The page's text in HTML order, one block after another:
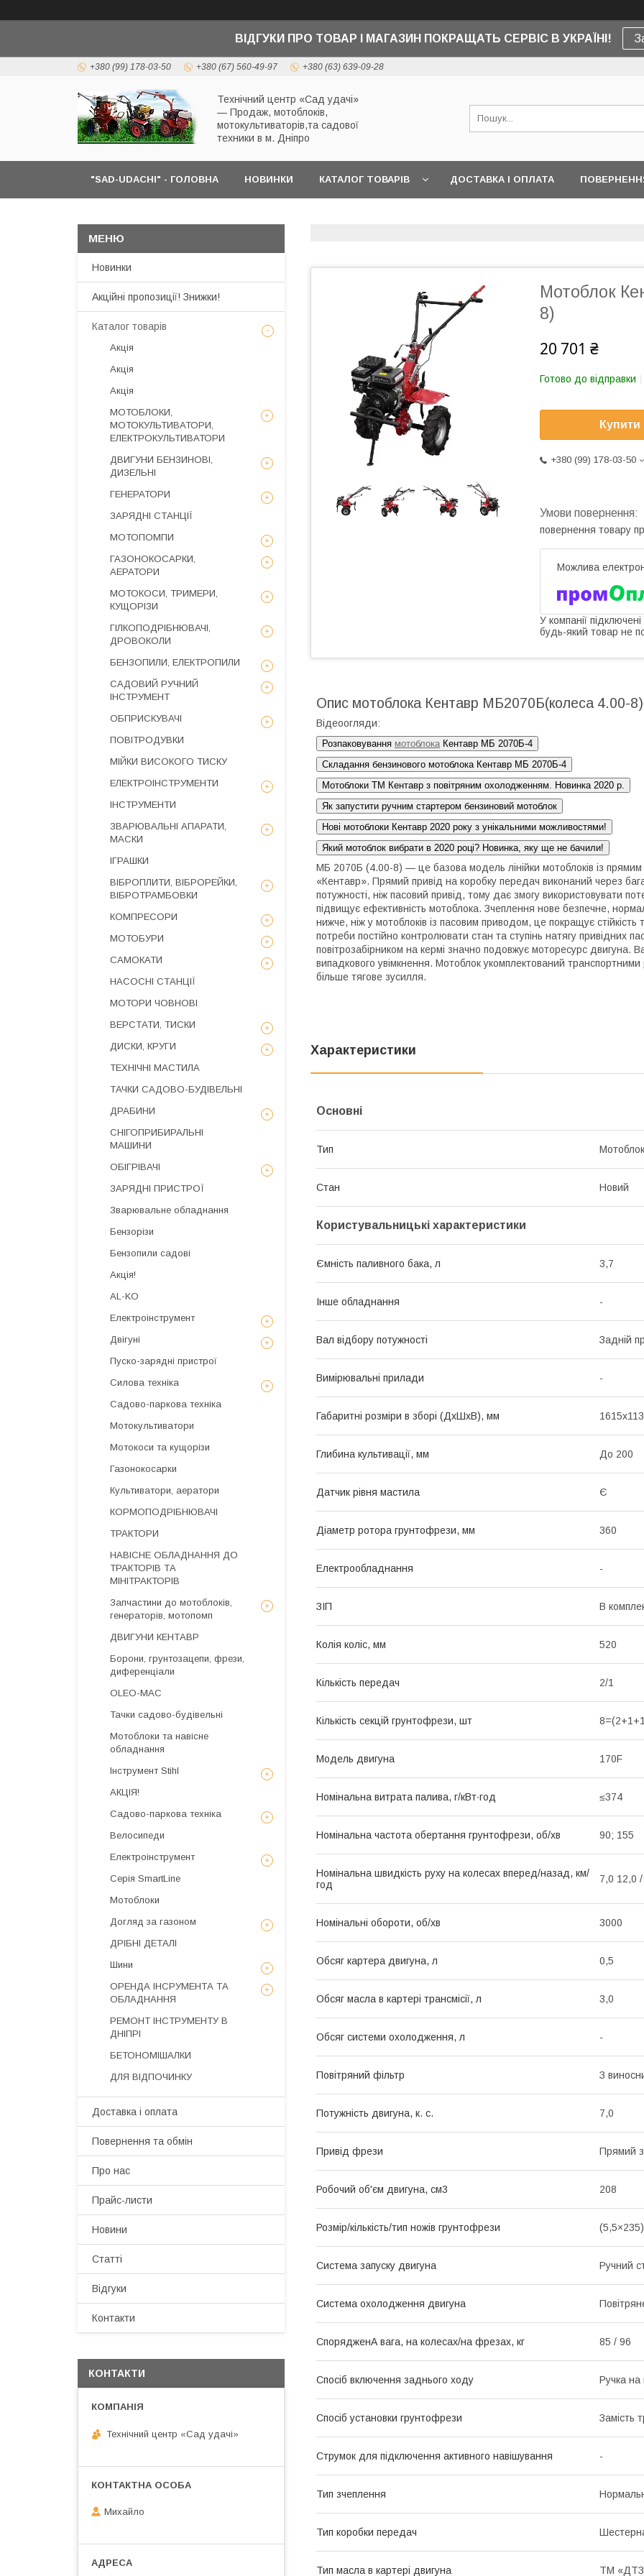
ВІДГУКИ ПРО ТОВАР І МАГАЗИН ПОКРАЩАТЬ СЕРВІС В УКРАЇНІ!
+380 (99) 178-03-50 +380 (67) 560-49-97 +380 (63) 639-09-28
Технічний центр «Сад удачі»
— Продаж, мотоблоків,
мотокультиваторів,та садової
техники в м. Дніпро
"SAD-UDACHI" - ГОЛОВНА НОВИНКИ КАТАЛОГ ТОВАРІВ ДОСТАВКА І ОПЛАТА
Мотоблок
8)
20 701 ₴
Готово до відправки
Купити
+380 (99) 178-03-50
повернення товару
У компанії
будь-який товар не
Опис мотоблока Кентавр МБ2070Б(колеса 4.00-8)
Відеоогляди:
Розпаковування мотоблока Кентавр МБ 2070Б-4
Складання бензинового мотоблока Кентавр МБ 2070Б-4
Мотоблоки ТМ Кентавр з повітряним охолодженням. Новинка 2020 р.
Як запустити ручним стартером бензиновий мотоблок
Нові мотоблоки Кентавр 2020 року з унікальними можливостями!
Який мотоблок вибрати в 2020 році? Новинка, яку ще не бачили!
МБ 2070Б (4.00-8) — це базова модель лінійки мотоблоків із
«Кентавр». Прямий привід на коробку передач виконаний через
потужності, ніж пасовий привід, тому дає змогу використовувати
підвищує ефективність мотоблока. Зчеплення нове безпечне,
нижче, ніж у мотоблоків із пасовим приводом, це покращує
потреби постійно контролювати стан та ступінь натягу привідних
повітрозабірником на кермі значно подовжує моторесурс двигуна.
випадкового увімкнення. Мотоблок укомплектований транспортними
більше тягове зусилля.
Характеристики
Основні
Тип Мотоблок
Стан Новий
Користувальницькі характеристики
Ємність паливного бака, л 3,7
Інше обладнання -
Вал відбору потужності Задній
Вимірювальні прилади -
Габаритні розміри в зборі (ДхШхВ), мм
Глибина культивації, мм До 200
Датчик рівня мастила Є
Діаметр ротора грунтофрези, мм 360
Електрообладнання -
ЗІП В
Колія коліс, мм 520
Кількість передач 2/1
Кількість секцій грунтофрези, шт
Модель двигуна 170F
Номінальна витрата палива, г/кВт∙год ≤374
Номінальна частота обертання грунтофрези, об/хв 90; 155
Номінальна швидкість руху на колесах вперед/назад, км/
год
7,0 12,0
Номінальні обороти, об/хв 3000
Обсяг картера двигуна, л 0,5
Обсяг масла в картері трансмісії, л 3,0
Обсяг системи охолодження, л -
Повітряний фільтр З
Потужність двигуна, к. с. 7,0
Привід фрези Прямий з
Робочий об'єм двигуна, см3 208
Розмір/кількість/тип ножів грунтофрези
Система запуску двигуна Ручний
Система охолодження двигуна
СпорядженА вага, на колесах/на фрезах, кг 85 / 96
Спосіб включення заднього ходу Ручка на
Спосіб установки грунтофрези Замість
Струмок для підключення активного навішування -
Тип зчеплення
Тип коробки передач
Тип масла в картері двигуна ТМ
Новинки
Акційні пропозиції! Знижки!
Каталог товарів
Акція
Акція
Акція
МОТОБЛОКИ,
МОТОКУЛЬТИВАТОРИ,
ЕЛЕКТРОКУЛЬТИВАТОРИ
ДВИГУНИ БЕНЗИНОВІ,
ДИЗЕЛЬНІ
ГЕНЕРАТОРИ
ЗАРЯДНІ СТАНЦІЇ
МОТОПОМПИ
ГАЗОНОКОСАРКИ,
АЕРАТОРИ
МОТОКОСИ, ТРИМЕРИ,
КУЩОРІЗИ
ГІЛКОПОДРІБНЮВАЧІ,
ДРОВОКОЛИ
БЕНЗОПИЛИ, ЕЛЕКТРОПИЛИ
САДОВИЙ РУЧНИЙ
ІНСТРУМЕНТ
ОБПРИСКУВАЧІ
ПОВІТРОДУВКИ
МІЙКИ ВИСОКОГО ТИСКУ
ЕЛЕКТРОІНСТРУМЕНТИ
ІНСТРУМЕНТИ
ЗВАРЮВАЛЬНІ АПАРАТИ,
МАСКИ
ІГРАШКИ
ВІБРОПЛИТИ, ВІБРОРЕЙКИ,
ВІБРОТРАМБОВКИ
КОМПРЕСОРИ
МОТОБУРИ
САМОКАТИ
НАСОСНІ СТАНЦІЇ
МОТОРИ ЧОВНОВІ
ВЕРСТАТИ, ТИСКИ
ДИСКИ, КРУГИ
ТЕХНІЧНІ МАСТИЛА
ТАЧКИ САДОВО-БУДІВЕЛЬНІ
ДРАБИНИ
СНІГОПРИБИРАЛЬНІ
МАШИНИ
ОБІГРІВАЧІ
ЗАРЯДНІ ПРИСТРОЇ
Зварювальне обладнання
Бензорізи
Бензопили садові
Акція!
AL-KO
Електроінструмент
Двігуні
Пуско-зарядні пристрої
Силова техніка
Садово-паркова техніка
Мотокультиватори
Мотокоси та кущорізи
Газонокосарки
Культиватори, аератори
КОРМОПОДРІБНЮВАЧІ
ТРАКТОРИ
НАВІСНЕ ОБЛАДНАННЯ ДО
ТРАКТОРІВ ТА
МІНІТРАКТОРІВ
Запчастини до мотоблоків,
генераторів, мотопомп
ДВИГУНИ КЕНТАВР
Борони, грунтозацепи, фрези,
диференціали
OLEO-MAC
Тачки садово-будівельні
Мотоблоки та навісне
обладнання
Інструмент Stihl
АКЦІЯ!
Садово-паркова техніка
Велосипеди
Електроінструмент
Серія SmartLine
Мотоблоки
Догляд за газоном
ДРІБНІ ДЕТАЛІ
Шини
ОРЕНДА ІНСРУМЕНТА ТА
ОБЛАДНАННЯ
РЕМОНТ ІНСТРУМЕНТУ В
ДНІПРІ
БЕТОНОМІШАЛКИ
ДЛЯ ВІДПОЧИНКУ
Доставка і оплата
Повернення та обмін
Про нас
Прайс-листи
Новини
Статті
Відгуки
Контакти
КОНТАКТИ
Технічний центр «Сад удачі»
Михайло